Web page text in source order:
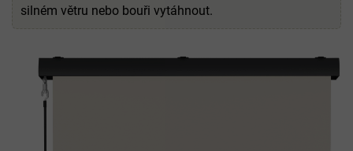
silném větru nebo bouři vytáhnout.